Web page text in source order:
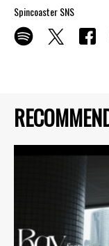
Spincoaster SNS